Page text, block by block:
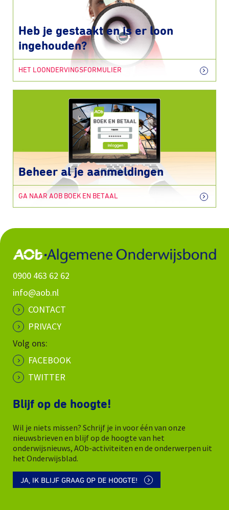
Heb je gestaakt en is er loon
ingehouden?
HET LOONDERVINGSFORMULIER
Beheer al je aanmeldingen
GA NAAR AOB BOEK EN BETAAL
0900 463 62 62
info@aob.nl
CONTACT
PRIVACY
Volg ons:
FACEBOOK
TWITTER
Blijf op de hoogte!
Wil je niets missen? Schrijf je in voor één van onze
nieuwsbrieven en blijf op de hoogte van het
onderwijsnieuws, AOb-activiteiten en de onderwerpen uit
het Onderwijsblad.
JA, IK BLIJF GRAAG OP DE HOOGTE!